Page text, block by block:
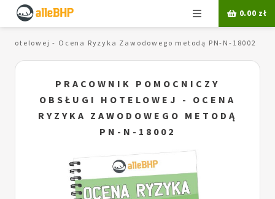
Menu 0.00 zł
hotelowej - Ocena Ryzyka Zawodowego metodą PN-N-18002
PRACOWNIK POMOCNICZY
OBSŁUGI HOTELOWEJ - OCENA
RYZYKA ZAWODOWEGO METODĄ
PN-N-18002